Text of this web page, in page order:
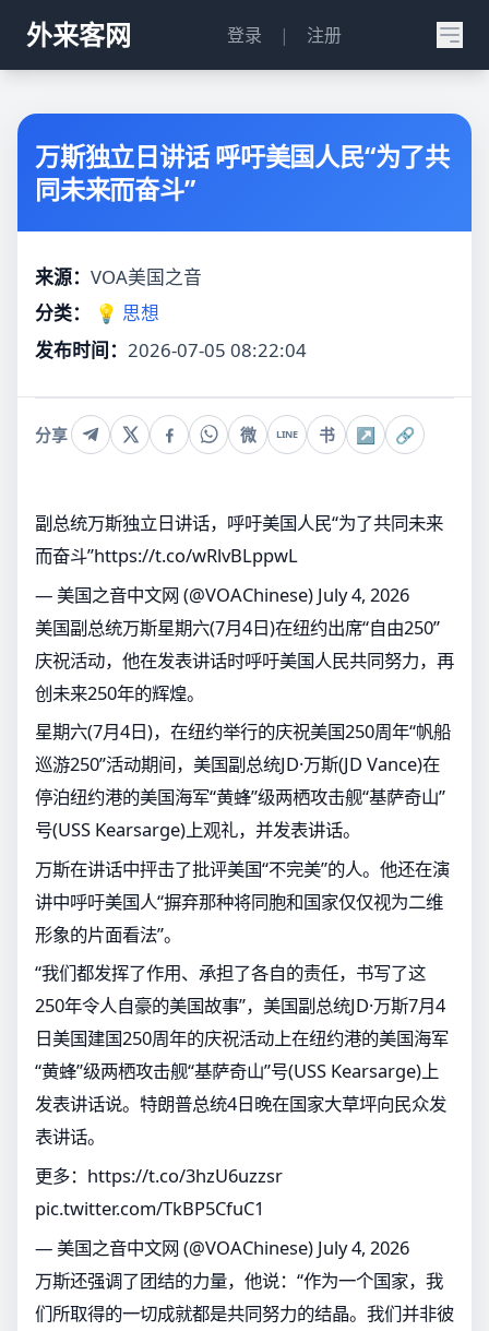
外来客网 登录 | 注册
万斯独立日讲话 呼吁美国人民“为了共
同未来而奋斗”
来源： VOA美国之音
分类：
💡 思想
发布时间： 2026-07-05 08:22:04
分享 微 LINE 书 ↗ 🔗
副总统万斯独立日讲话，呼吁美国人民“为了共同未来
而奋斗”https://t.co/wRlvBLppwL
— 美国之音中文网 (@VOAChinese) July 4, 2026
美国副总统万斯星期六(7月4日)在纽约出席“自由250”
庆祝活动，他在发表讲话时呼吁美国人民共同努力，再
创未来250年的辉煌。
星期六(7月4日)，在纽约举行的庆祝美国250周年“帆船
巡游250”活动期间，美国副总统JD·万斯(JD Vance)在
停泊纽约港的美国海军“黄蜂”级两栖攻击舰“基萨奇山”
号(USS Kearsarge)上观礼，并发表讲话。
万斯在讲话中抨击了批评美国“不完美”的人。他还在演
讲中呼吁美国人“摒弃那种将同胞和国家仅仅视为二维
形象的片面看法”。
“我们都发挥了作用、承担了各自的责任，书写了这
250年令人自豪的美国故事”，美国副总统JD·万斯7月4
日美国建国250周年的庆祝活动上在纽约港的美国海军
“黄蜂”级两栖攻击舰“基萨奇山”号(USS Kearsarge)上
发表讲话说。特朗普总统4日晚在国家大草坪向民众发
表讲话。
更多： https://t.co/3hzU6uzzsr
pic.twitter.com/TkBP5CfuC1
— 美国之音中文网 (@VOAChinese) July 4, 2026
万斯还强调了团结的力量，他说：“作为一个国家，我
们所取得的一切成就都是共同努力的结晶。我们并非彼